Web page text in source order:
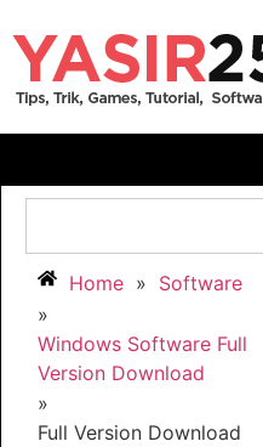
Home » Software
»
Windows Software Full
Version Download
»
Full Version Download